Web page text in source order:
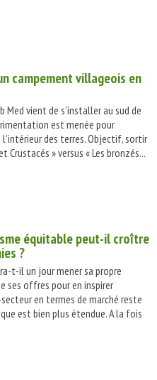
campement villageois en
Med vient de s’installer au sud de
est menée pour
des terres. Objectif, sortir
Crustacés » versus « Les bronzés...
équitable peut-il croître
?
t-il un jour mener sa propre
ses offres pour en inspirer
en termes de marché reste
est bien plus étendue. A la fois